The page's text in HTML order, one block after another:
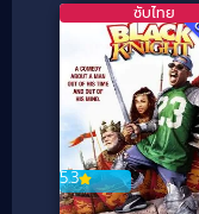
5.3
ซับไทย